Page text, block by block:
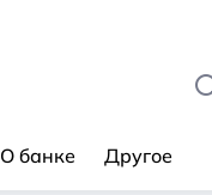
О банке Другое